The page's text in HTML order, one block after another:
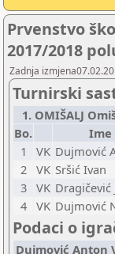
Prvenstvo
2017/2018
Zadnja
Turnirski
1. OMIŠALJ
Bo.
Ime
1
VK Dujmović
2 VK Sršić Ivan
3 VK Dragičević
4 VK Dujmović
Podaci o
Dujmović Anton